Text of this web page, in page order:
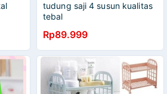
tudung saji 4 susun kualitas
tebal
Rp89.999